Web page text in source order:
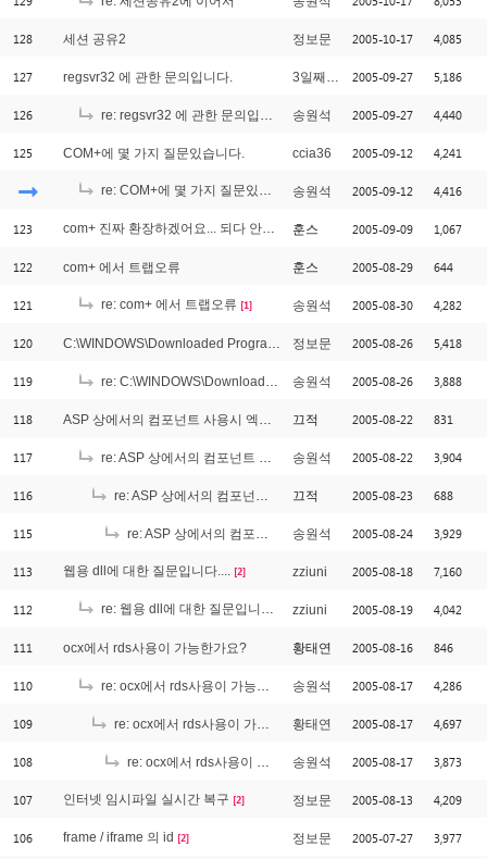
128 세션 공유2 정보문 2005-10-17 4,085
127 regsvr32 에 관한 문의입니다. 3일째고생 2005-09-27 5,186
126 re: regsvr32 에 관한 문의입니다. 송원석 2005-09-27 4,440
125 COM+에 몇 가지 질문있습니다. ccia36 2005-09-12 4,241
re: COM+에 몇 가지 질문있습니다. [1]
송원석 2005-09-12 4,416
123 com+ 진짜 환장하겠어요... 되다 안되는건 어쩌죠 [1]
훈스 2005-09-09 1,067
122 com+ 에서 트랩오류 훈스 2005-08-29 644
121 re: com+ 에서 트랩오류 [1] 송원석 2005-08-30 4,282
120 C:\WINDOWS\Downloaded Program Files 정보문 2005-08-26 5,418
119 re: C:\WINDOWS\Downloaded Program Files 송원석 2005-08-26 3,888
118 ASP 상에서의 컴포넌트 사용시 엑세스 오류 끄적 2005-08-22 831
117 re: ASP 상에서의 컴포넌트 사용시 엑세스 오류 송원석 2005-08-22 3,904
116 re: ASP 상에서의 컴포넌트 사용시 엑세스 오류 끄적 2005-08-23 688
115 re: ASP 상에서의 컴포넌트 사용시 엑세스 오류 송원석 2005-08-24 3,929
113 웹용 dll에 대한 질문입니다.... [2] zziuni 2005-08-18 7,160
112 re: 웹용 dll에 대한 질문입니다.... [1]
zziuni 2005-08-19 4,042
111 ocx에서 rds사용이 가능한가요? 황태연 2005-08-16 846
110 re: ocx에서 rds사용이 가능한가요? 송원석 2005-08-17 4,286
109 re: ocx에서 rds사용이 가능한가요? 황태연 2005-08-17 4,697
108 re: ocx에서 rds사용이 가능한가요? 송원석 2005-08-17 3,873
107 인터넷 임시파일 실시간 복구 [2] 정보문 2005-08-13 4,209
106 frame / iframe 의 id [2] 정보문 2005-07-27 3,977